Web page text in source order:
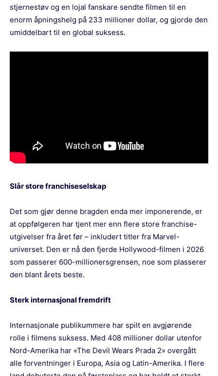
stjernestøv og en lojal fanskare sendte filmen til en
enorm åpningshelg på 233 millioner dollar, og gjorde den
umiddelbart til en global suksess.
Slår store franchiseselskap
Det som gjør denne bragden enda mer imponerende, er
at oppfølgeren har tjent mer enn flere store franchise-
utgivelser fra året før – inkludert titler fra Marvel-
universet. Den er nå den fjerde Hollywood-filmen i 2026
som passerer 600-millionersgrensen, noe som plasserer
den blant årets beste.
Sterk internasjonal fremdrift
Internasjonale publikummere har spilt en avgjørende
rolle i filmens suksess. Med 408 millioner dollar utenfor
Nord-Amerika har «The Devil Wears Prada 2» overgått
alle forventninger i Europa, Asia og Latin-Amerika. I flere